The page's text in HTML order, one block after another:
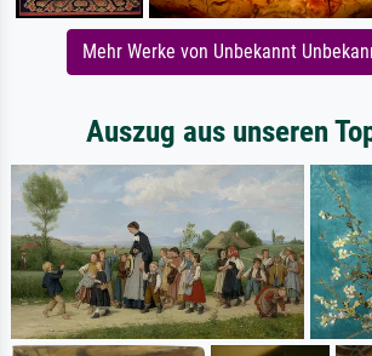
Mehr Werke von Unbekannt
Auszug aus unseren